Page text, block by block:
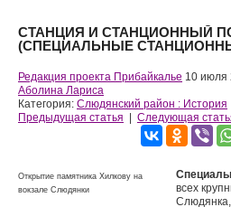
СТАНЦИЯ И СТАНЦИОННЫЙ
(СПЕЦИАЛЬНЫЕ
Редакция проекта Прибайкалье 10 июля
Аболина Лариса
Категория: Слюдянский район : История
Предыдущая статья
Следующая
Открытие памятника Хилкову на
вокзале Слюдянки
всех